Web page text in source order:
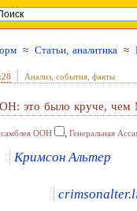
≈ Статьи, аналитика ≈
Анализ, события, факты
это было круче, чем
ООН , Генеральная
Кримсон Альтер